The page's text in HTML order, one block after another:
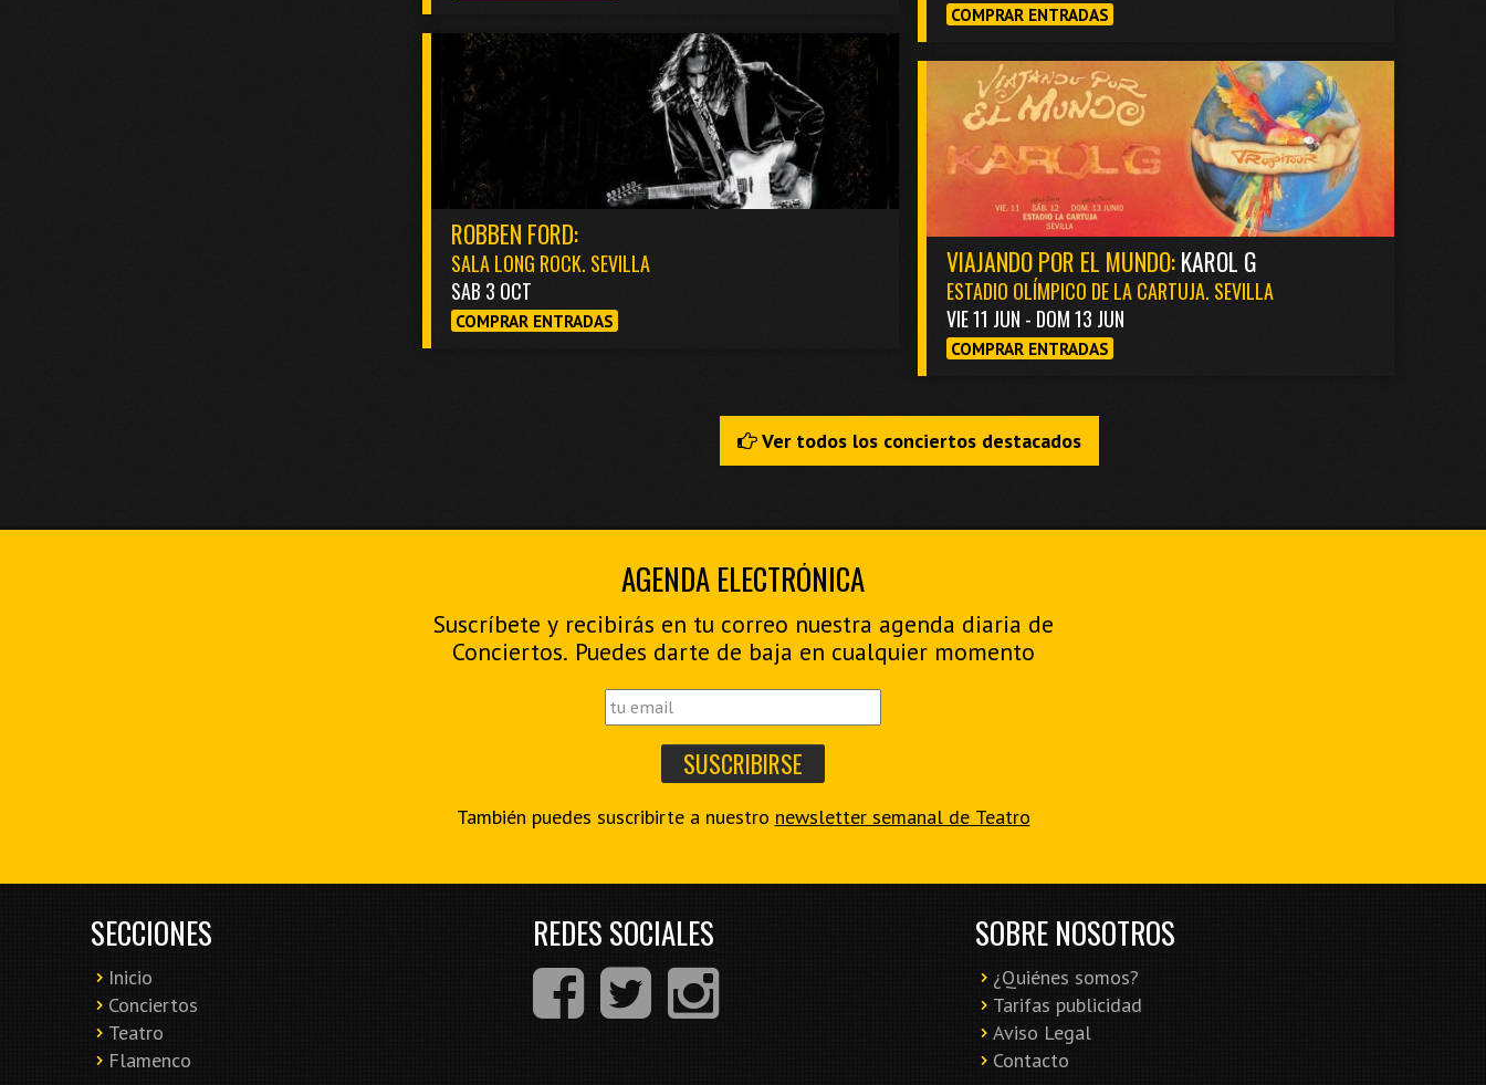
COMPRAR ENTRADAS
ROBBEN FORD:
SALA LONG ROCK. SEVILLA
SAB 3 OCT
COMPRAR ENTRADAS
VIAJANDO POR EL MUNDO:KAROL G
ESTADIO OLÍMPICO DE LA CARTUJA. SEVILLA
VIE 11 JUN - DOM 13 JUN
COMPRAR ENTRADAS
Ver todos los conciertos destacados
AGENDA ELECTRÓNICA
Suscríbete y recibirás en tu correo nuestra agenda diaria de
Conciertos. Puedes darte de baja en cualquier momento
También puedes suscribirte a nuestro newsletter semanal de Teatro
SECCIONES
Inicio
Conciertos
Teatro
Flamenco
REDES SOCIALES SOBRE NOSOTROS
¿Quiénes somos?
Tarifas publicidad
Aviso Legal
Contacto